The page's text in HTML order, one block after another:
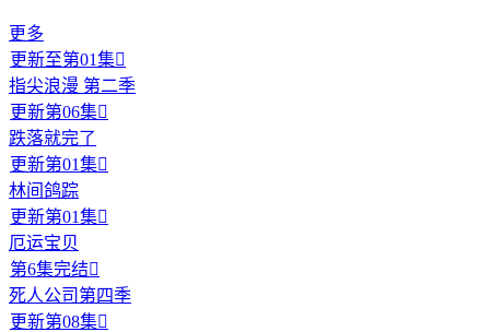
更多
更新至第01集
指尖浪漫 第二季
更新第06集
跌落就完了
更新第01集
林间鸽踪
更新第01集
厄运宝贝
第6集完结
死人公司第四季
更新第08集